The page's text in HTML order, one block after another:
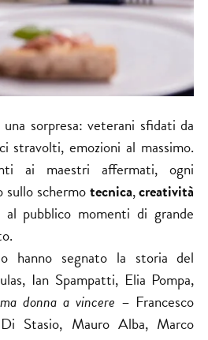
sorpresa: veterani sfidati da
stravolti, emozioni al massimo.
ai maestri affermati, ogni
schermotecnica,creatività
al pubblico momenti di grande
hanno segnato la storia del
Ian Spampatti, Elia Pompa,
donna a vincere – Francesco
Stasio, Mauro Alba, Marco